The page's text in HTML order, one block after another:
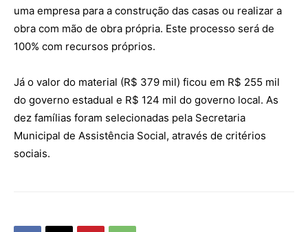
uma empresa para a construção das casas ou realizar a
obra com mão de obra própria. Este processo será de
100% com recursos próprios.
Já o valor do material (R$ 379 mil) ficou em R$ 255 mil
do governo estadual e R$ 124 mil do governo local. As
dez famílias foram selecionadas pela Secretaria
Municipal de Assistência Social, através de critérios
sociais.